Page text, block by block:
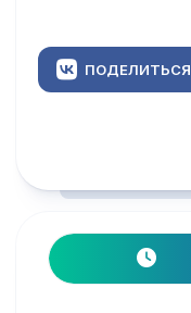
ПОДЕЛИТЬСЯ